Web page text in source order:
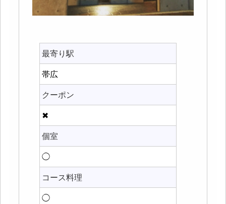
最寄り駅
帯広
クーポン
✖
個室
◯
コース料理
◯